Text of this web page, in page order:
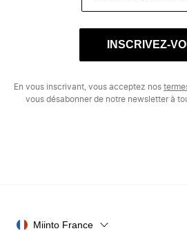
INSCRIVEZ-
En vous inscrivant, vous acceptez nos
vous désabonner de notre newsletter à
Miinto France